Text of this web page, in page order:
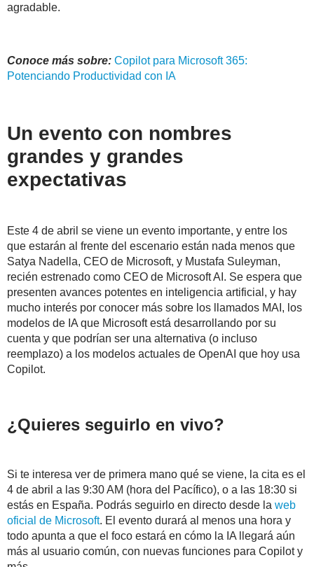
agradable.
Conoce más sobre: Copilot para Microsoft 365:
Potenciando Productividad con IA
Un evento con nombres
grandes y grandes
expectativas
Este 4 de abril se viene un evento importante, y entre los
que estarán al frente del escenario están nada menos que
Satya Nadella, CEO de Microsoft, y Mustafa Suleyman,
recién estrenado como CEO de Microsoft AI. Se espera que
presenten avances potentes en inteligencia artificial, y hay
mucho interés por conocer más sobre los llamados MAI, los
modelos de IA que Microsoft está desarrollando por su
cuenta y que podrían ser una alternativa (o incluso
reemplazo) a los modelos actuales de OpenAI que hoy usa
Copilot.
¿Quieres seguirlo en vivo?
Si te interesa ver de primera mano qué se viene, la cita es el
4 de abril a las 9:30 AM (hora del Pacífico), o a las 18:30 si
estás en España. Podrás seguirlo en directo desde la web
oficial de Microsoft. El evento durará al menos una hora y
todo apunta a que el foco estará en cómo la IA llegará aún
más al usuario común, con nuevas funciones para Copilot y